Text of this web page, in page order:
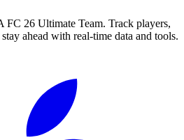
FC 26 Ultimate Team. Track players,
ahead with real-time data and tools.